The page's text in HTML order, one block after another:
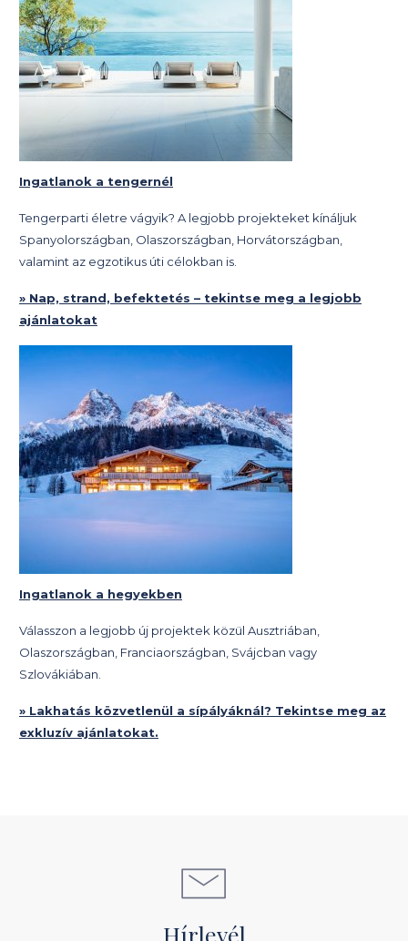
Ingatlanok a tengernél
Tengerparti életre vágyik? A legjobb projekteket kínáljuk
Spanyolországban, Olaszországban, Horvátországban,
valamint az egzotikus úti célokban is.
» Nap, strand, befektetés – tekintse meg a legjobb
ajánlatokat
Ingatlanok a hegyekben
Válasszon a legjobb új projektek közül Ausztriában,
Olaszországban, Franciaországban, Svájcban vagy
Szlovákiában.
» Lakhatás közvetlenül a sípályáknál? Tekintse meg az
exkluzív ajánlatokat.
Hírlevél